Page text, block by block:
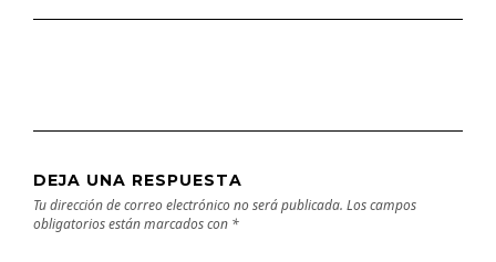
DEJA UNA RESPUESTA
Tu dirección de correo electrónico no será publicada. Los campos
obligatorios están marcados con *